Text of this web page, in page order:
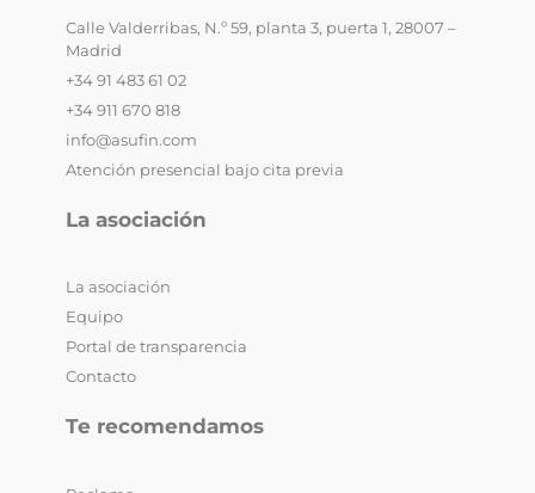
Calle Valderribas, N.º 59, planta 3, puerta 1, 28007 –
Madrid
+34 91 483 61 02
+34 911 670 818
info@asufin.com
Atención presencial bajo cita previa
La asociación
La asociación
Equipo
Portal de transparencia
Contacto
Te recomendamos